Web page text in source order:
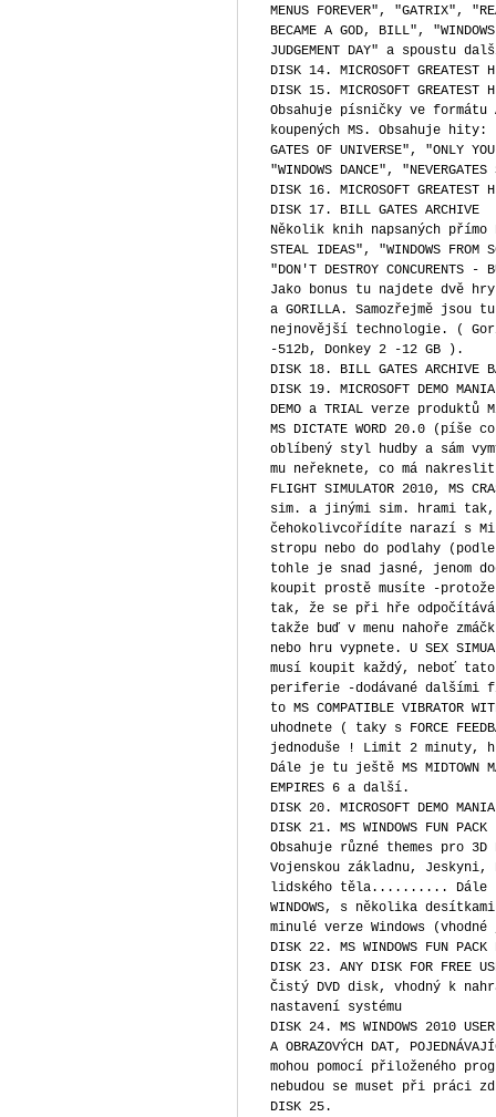
MENUS FOREVER", "GATRIX",
BECAME A GOD, BILL",
JUDGEMENT DAY" a spoustu
DISK 14. MICROSOFT GREATEST
DISK 15. MICROSOFT GREATEST
Obsahuje písničky ve formátu
koupených MS. Obsahuje hity:
GATES OF UNIVERSE", "ONLY
"WINDOWS DANCE",
DISK 16. MICROSOFT GREATEST
DISK 17. BILL GATES ARCHIVE
Několik knih napsaných
STEAL IDEAS", "WINDOWS FROM
"DON'T DESTROY CONCURENTS
Jako bonus tu najdete dvě
a GORILLA. Samozřejmě
nejnovější technologie. (
-512b, Donkey 2 -12 GB ).
DISK 18. BILL GATES ARCHIVE
DISK 19. MICROSOFT DEMO MANIA
DEMO a TRIAL verze produktů
MS DICTATE WORD 20.0 (píše
oblíbený styl hudby a sám
mu neřeknete, co má
FLIGHT SIMULATOR 2010, MS
sim. a jinými sim. hrami
čehokolivcořídíte narazí s
stropu nebo do podlahy (podle
tohle je snad jasné, jenom
koupit prostě musíte -
tak, že se při hře odpočítává
takže buď v menu nahoře
nebo hru vypnete. U SEX
musí koupit každý, neboť
periferie -dodávané dalšími
to MS COMPATIBLE VIBRATOR
uhodnete ( taky s FORCE
jednoduše ! Limit 2 minuty,
Dále je tu ještě MS MIDTOWN
EMPIRES 6 a další.
DISK 20. MICROSOFT DEMO MANIA
DISK 21. MS WINDOWS FUN PACK
Obsahuje různé themes pro 3D
Vojenskou základnu,
lidského těla.......... Dále tu
WINDOWS, s několika
minulé verze Windows
DISK 22. MS WINDOWS FUN PACK
DISK 23. ANY DISK FOR FREE
Čistý DVD disk, vhodný k
nastavení systému
DISK 24. MS WINDOWS 2010
A OBRAZOVÝCH DAT,
mohou pomocí přiloženého
nebudou se muset při práci
DISK 25.